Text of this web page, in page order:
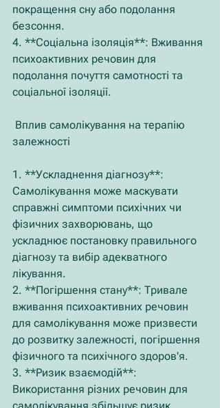
покращення сну або подолання
безсоння.
4. **Соціальна ізоляція**: Вживання
психоактивних речовин для
подолання почуття самотності та
соціальної ізоляції.
залежності
1. **Ускладнення діагнозу**:
Самолікування може маскувати
справжні симптоми психічних чи
фізичних захворювань, що
ускладнює постановку правильного
діагнозу та вибір адекватного
лікування.
2. **Погіршення стану**: Тривале
вживання психоактивних речовин
для самолікування може призвести
до розвитку залежності, погіршення
фізичного та психічного здоров'я.
3. **Ризик взаємодій**:
Використання різних речовин для